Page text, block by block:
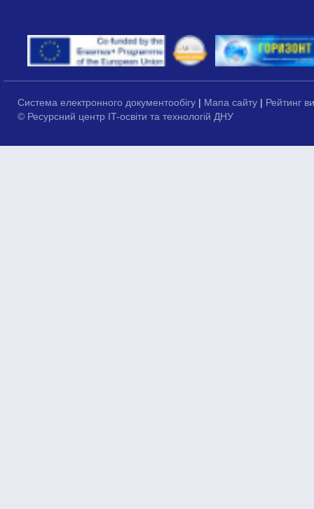
Система електронного документообігу | Мапа сайту | Рейтинг
© Ресурсний центр IT-освіти та технологій ДНУ